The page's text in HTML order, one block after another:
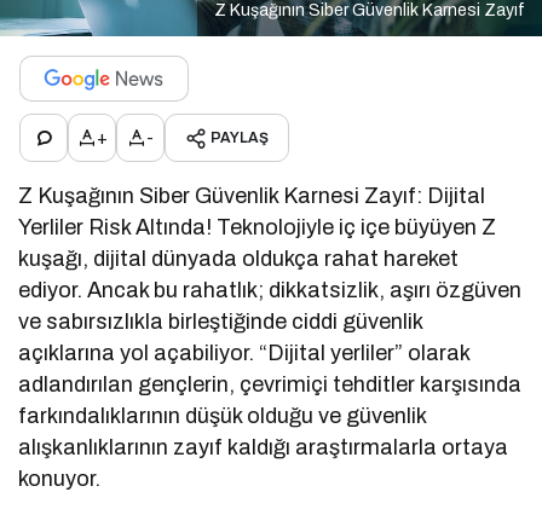
Z Kuşağının Siber Güvenlik Karnesi Zayıf
+ - PAYLAŞ
Z Kuşağının Siber Güvenlik Karnesi Zayıf: Dijital
Yerliler Risk Altında! Teknolojiyle iç içe büyüyen Z
kuşağı, dijital dünyada oldukça rahat hareket
ediyor. Ancak bu rahatlık; dikkatsizlik, aşırı özgüven
ve sabırsızlıkla birleştiğinde ciddi güvenlik
açıklarına yol açabiliyor. “Dijital yerliler” olarak
adlandırılan gençlerin, çevrimiçi tehditler karşısında
farkındalıklarının düşük olduğu ve güvenlik
alışkanlıklarının zayıf kaldığı araştırmalarla ortaya
konuyor.